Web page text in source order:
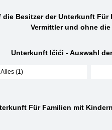
Besitzer der Unterkunft
Vermittler und ohne
Unterkunft Ičići - Auswahl
Alles (1)
Für Familien mit